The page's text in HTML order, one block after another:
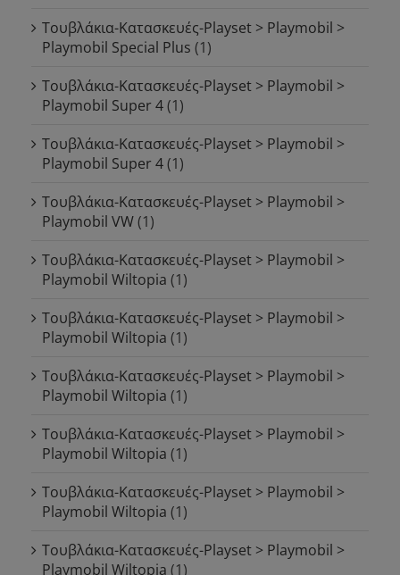
Τουβλάκια-Κατασκευές-Playset > Playmobil >
Playmobil Special Plus (1)
Τουβλάκια-Κατασκευές-Playset > Playmobil >
Playmobil Super 4(1)
Τουβλάκια-Κατασκευές-Playset > Playmobil >
Playmobil Super 4(1)
Τουβλάκια-Κατασκευές-Playset > Playmobil >
Playmobil VW(1)
Τουβλάκια-Κατασκευές-Playset > Playmobil >
Playmobil Wiltopia (1)
Τουβλάκια-Κατασκευές-Playset > Playmobil >
Playmobil Wiltopia (1)
Τουβλάκια-Κατασκευές-Playset > Playmobil >
Playmobil Wiltopia (1)
Τουβλάκια-Κατασκευές-Playset > Playmobil >
Playmobil Wiltopia (1)
Τουβλάκια-Κατασκευές-Playset > Playmobil >
Playmobil Wiltopia (1)
Τουβλάκια-Κατασκευές-Playset > Playmobil >
Playmobil Wiltopia (1)